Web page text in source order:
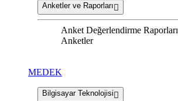
Anketler ve Raporları
Anket Değerlendirme Raporları
Anketler
MEDEK
Bilgisayar Teknolojisi